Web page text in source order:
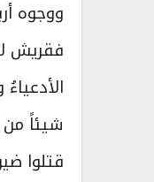
ووجوه
فقريش
شيئاً
قتلوا